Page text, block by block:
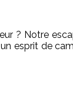
? Notre
esprit de